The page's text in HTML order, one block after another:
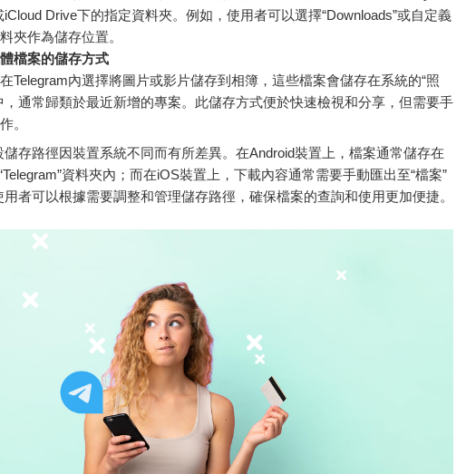
iCloud Drive下的指定資料夾。例如，使用者可以選擇“Downloads”或自定義
夾作為儲存位置。
檔案的儲存方式
Telegram內選擇將圖片或影片儲存到相簿，這些檔案會儲存在系統的“照
，通常歸類於最近新增的專案。此儲存方式便於快速檢視和分享，但需要手
。
儲存路徑因裝置系統不同而有所差異。在Android裝置上，檔案通常儲存在
資料夾內；而在iOS裝置上，下載內容通常需要手動匯出至“檔案”
用者可以根據需要調整和管理儲存路徑，確保檔案的查詢和使用更加便捷。